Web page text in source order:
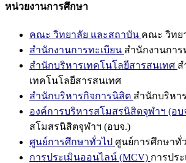
หน่วยงานการศึกษา
คณะ วิทยาลัย และสถาบัน คณะ วิทย
สำนักงานการทะเบียน สำนักงานการ
สำนักบริหารเทคโนโลยีสารสนเทศ ส
เทคโนโลยีสารสนเทศ
สำนักบริหารกิจการนิสิต สำนักบริหา
องค์การบริหารสโมสรนิสิตจุฬาฯ (อบ
สโมสรนิสิตจุฬาฯ (อบจ.)
ศูนย์การศึกษาทั่วไป ศูนย์การศึกษาทั่
การประเมินออนไลน์ (MCV) การปร